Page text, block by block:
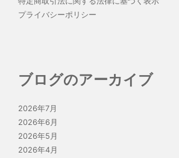
プライバシーポリシー
ブログのアーカイブ
2026年7月
2026年6月
2026年5月
2026年4月